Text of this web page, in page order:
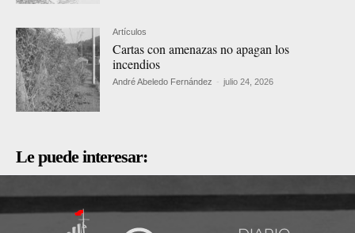
Artículos
Cartas con amenazas no apagan los
incendios
André Abeledo Fernández - julio 24, 2026
Le puede interesar: